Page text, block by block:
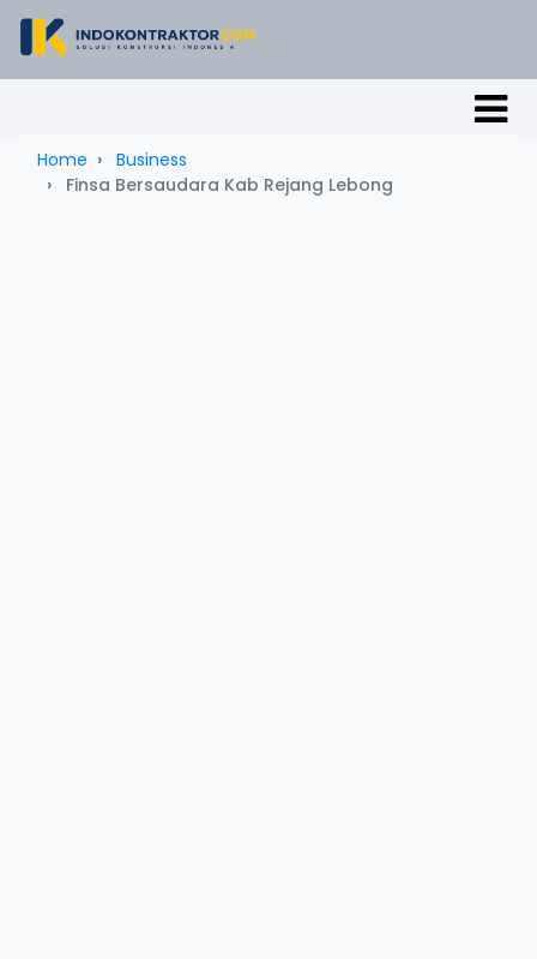
Home
Business
Finsa Bersaudara Kab Rejang Lebong